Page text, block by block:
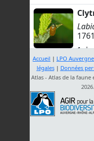
1
-
1
Accueil | LPO
légales| Données
Atlas - Atlas de la